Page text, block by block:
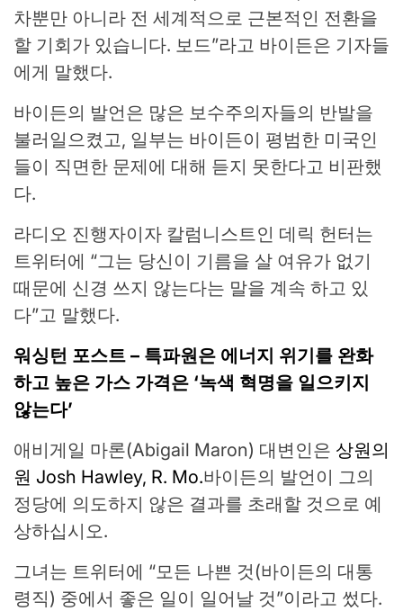
차뿐만 아니라 전 세계적으로 근본적인 전환을
할 기회가 있습니다. 보드”라고 바이든은 기자들
에게 말했다.
바이든의 발언은 많은 보수주의자들의 반발을
불러일으켰고, 일부는 바이든이 평범한 미국인
들이 직면한 문제에 대해 듣지 못한다고 비판했
다.
라디오 진행자이자 칼럼니스트인 데릭 헌터는
트위터에 “그는 당신이 기름을 살 여유가 없기
때문에 신경 쓰지 않는다는 말을 계속 하고 있
다”고 말했다.
워싱턴 포스트 – 특파원은 에너지 위기를 완화
하고 높은 가스 가격은 ‘녹색 혁명을 일으키지
않는다’
애비게일 마론(Abigail Maron) 대변인은 상원의
원 Josh Hawley, R. Mo.바이든의 발언이 그의
정당에 의도하지 않은 결과를 초래할 것으로 예
상하십시오.
그녀는 트위터에 “모든 나쁜 것(바이든의 대통
령직) 중에서 좋은 일이 일어날 것”이라고 썼다.